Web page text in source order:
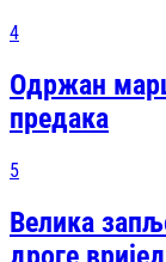
4
Одржан
предака
5
Велика